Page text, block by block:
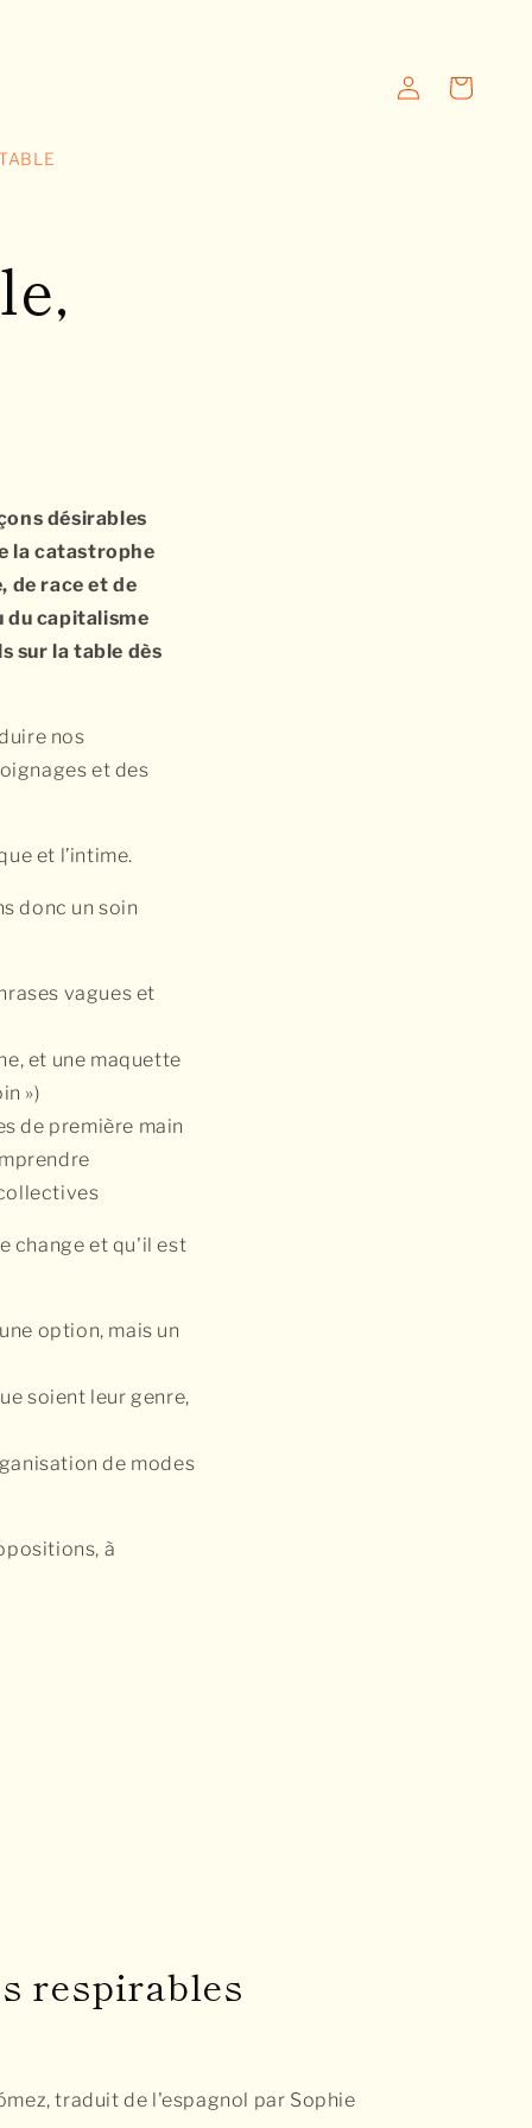
ConnexionPanier
désirables
la catastrophe
de race et de
du capitalisme
sur la table dès
nos
et des
et l’intime.
donc un soin
vagues et
et une maquette
»)
de première main
change et qu'il est
option, mais un
soient leur genre,
de modes
à
respirables
traduit de l'espagnol par Sophie